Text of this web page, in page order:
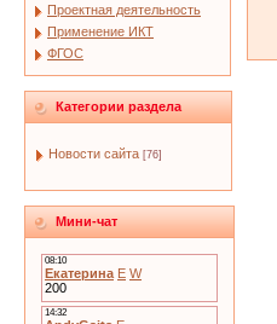
Проектная деятельность
Применение ИКТ
ФГОС
Категории раздела
Новости сайта [76]
Мини-чат